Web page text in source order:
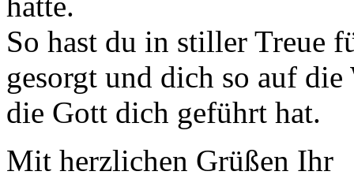
So hast du in stiller Treue
gesorgt und dich so auf die
die Gott dich geführt hat.
Mit herzlichen Grüßen Ihr